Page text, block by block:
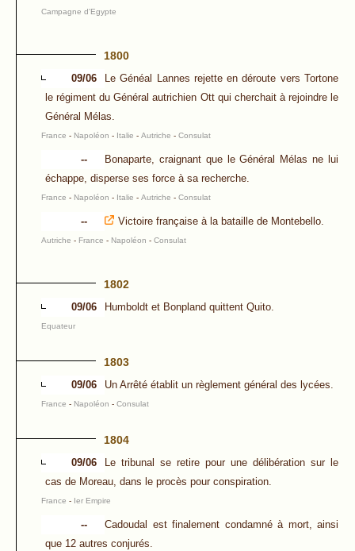
Campagne d'Egypte
1800
09/06
Le Généal Lannes rejette en déroute vers Tortone
le régiment du Général autrichien Ott qui cherchait à rejoindre le
Général Mélas.
France - Napoléon - Italie - Autriche - Consulat
--
Bonaparte, craignant que le Général Mélas ne lui
échappe, disperse ses force à sa recherche.
France - Napoléon - Italie - Autriche - Consulat
-- Victoire française à la bataille de Montebello.
Autriche - France - Napoléon - Consulat
1802
09/06 Humboldt et Bonpland quittent Quito.
Equateur
1803
09/06 Un Arrêté établit un règlement général des lycées.
France - Napoléon - Consulat
1804
09/06
Le tribunal se retire pour une délibération sur le
cas de Moreau, dans le procès pour conspiration.
France - Ier Empire
--
Cadoudal est finalement condamné à mort, ainsi
que 12 autres conjurés.